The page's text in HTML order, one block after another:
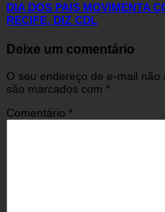
DIA DOS PAIS MOVIMENTA
RECIFE, DIZ CDL
Deixe um comentário
O seu endereço de e-mail não
são marcados com *
Comentário *